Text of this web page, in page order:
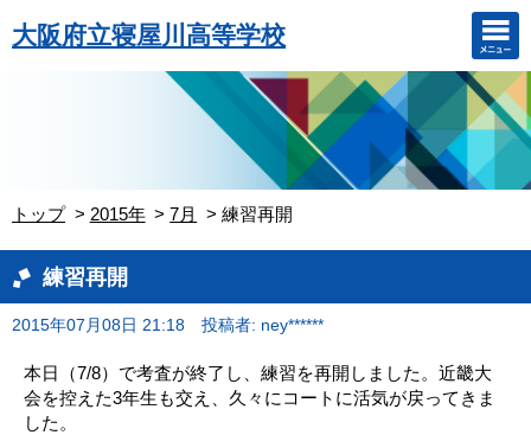
大阪府立寝屋川高等学校
トップ 2015年 7月 練習再開
練習再開
2015年07月08日 21:18 投稿者: ney******
本日（7/8）で考査が終了し、練習を再開しました。近畿大
会を控えた3年生も交え、久々にコートに活気が戻ってきま
した。